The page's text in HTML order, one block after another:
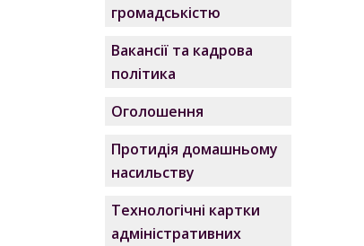
громадськістю
Вакансії та кадрова
політика
Оголошення
Протидія домашньому
насильству
Технологічні картки
адміністративних